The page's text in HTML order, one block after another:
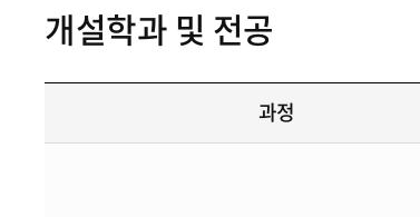
개설학과 및 전공
과정